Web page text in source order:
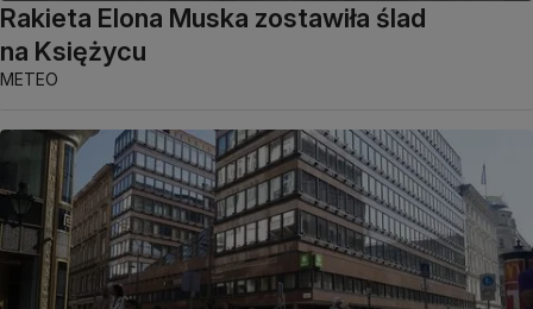
Rakieta Elona Muska zostawiła ślad
na Księżycu
METEO